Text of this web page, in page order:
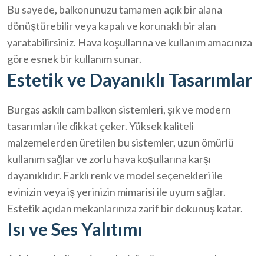
Bu sayede, balkonunuzu tamamen açık bir alana
dönüştürebilir veya kapalı ve korunaklı bir alan
yaratabilirsiniz. Hava koşullarına ve kullanım amacınıza
göre esnek bir kullanım sunar.
Estetik ve Dayanıklı Tasarımlar
Burgas askılı cam balkon sistemleri, şık ve modern
tasarımları ile dikkat çeker. Yüksek kaliteli
malzemelerden üretilen bu sistemler, uzun ömürlü
kullanım sağlar ve zorlu hava koşullarına karşı
dayanıklıdır. Farklı renk ve model seçenekleri ile
evinizin veya iş yerinizin mimarisi ile uyum sağlar.
Estetik açıdan mekanlarınıza zarif bir dokunuş katar.
Isı ve Ses Yalıtımı